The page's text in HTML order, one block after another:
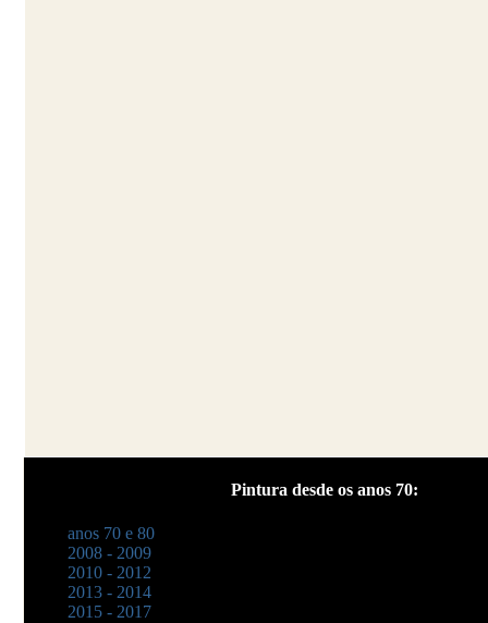
Pintura desde os anos 70:
anos 70 e 80
2008 - 2009
2010 - 2012
2013 - 2014
2015 - 2017